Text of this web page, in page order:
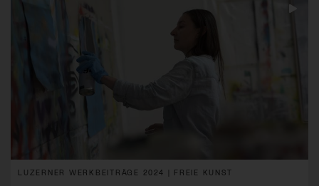
LUZERNER WERKBEITRÄGE 2024 | FREIE KUNST